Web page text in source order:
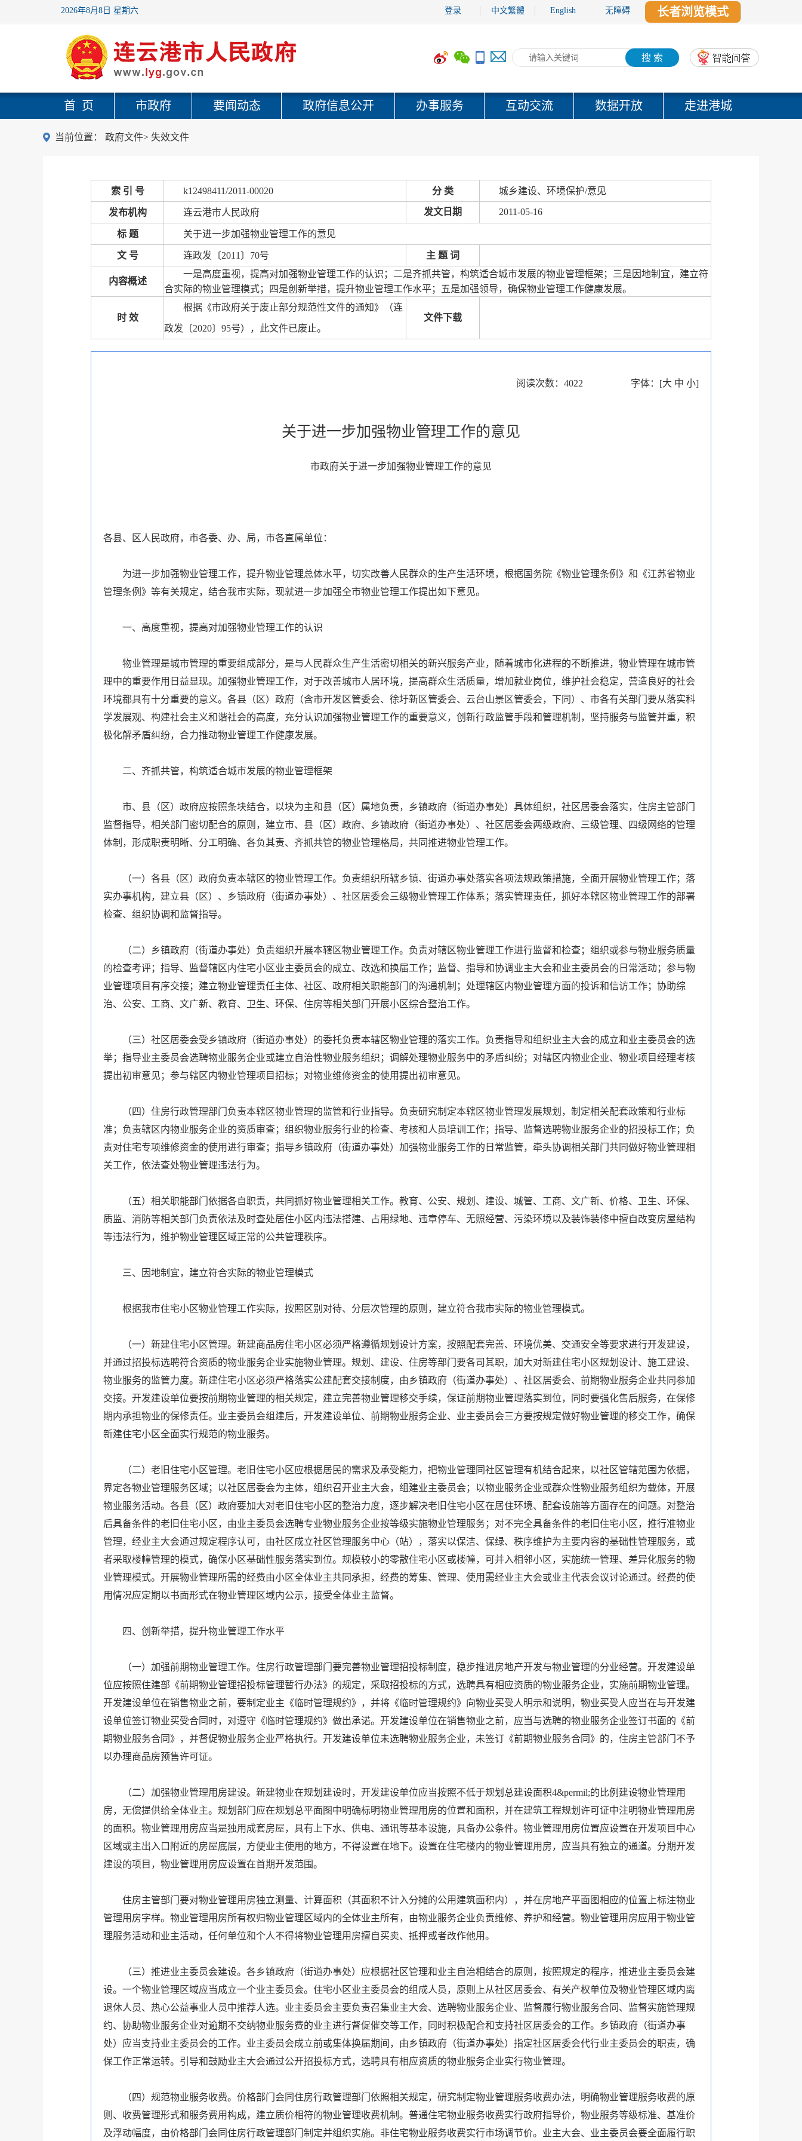
2026年8月8日 星期六 登录 中文繁體 English 无障碍 长者浏览模式
搜 索
首 页 市政府 要闻动态 政府信息公开 办事服务 互动交流 数据开放 走进港城
当前位置： 政府文件> 失效文件
索 引 号 k12498411/2011-00020 分 类 城乡建设、环境保护/意见
发布机构 连云港市人民政府 发文日期 2011-05-16
标 题 关于进一步加强物业管理工作的意见
文 号 连政发〔2011〕70号 主 题 词
内容概述
一是高度重视，提高对加强物业管理工作的认识；二是齐抓共管，构筑适合城市发展的物业管理框架；三是因地制宜，建立符
合实际的物业管理模式；四是创新举措，提升物业管理工作水平；五是加强领导，确保物业管理工作健康发展。
时 效
根据《市政府关于废止部分规范性文件的通知》（连
政发〔2020〕95号），此文件已废止。
文件下载
阅读次数： 4022 字体： [大 中 小]
关于进一步加强物业管理工作的意见
市政府关于进一步加强物业管理工作的意见
各县、区人民政府，市各委、办、局，市各直属单位：
为进一步加强物业管理工作，提升物业管理总体水平，切实改善人民群众的生产生活环境，根据国务院《物业管理条例》和《江苏省物业
管理条例》等有关规定，结合我市实际，现就进一步加强全市物业管理工作提出如下意见。
一、高度重视，提高对加强物业管理工作的认识
物业管理是城市管理的重要组成部分，是与人民群众生产生活密切相关的新兴服务产业，随着城市化进程的不断推进，物业管理在城市管
理中的重要作用日益显现。加强物业管理工作，对于改善城市人居环境，提高群众生活质量，增加就业岗位，维护社会稳定，营造良好的社会
环境都具有十分重要的意义。各县（区）政府（含市开发区管委会、徐圩新区管委会、云台山景区管委会，下同）、市各有关部门要从落实科
学发展观、构建社会主义和谐社会的高度，充分认识加强物业管理工作的重要意义，创新行政监管手段和管理机制，坚持服务与监管并重，积
极化解矛盾纠纷，合力推动物业管理工作健康发展。
二、齐抓共管，构筑适合城市发展的物业管理框架
市、县（区）政府应按照条块结合，以块为主和县（区）属地负责，乡镇政府（街道办事处）具体组织，社区居委会落实，住房主管部门
监督指导，相关部门密切配合的原则，建立市、县（区）政府、乡镇政府（街道办事处）、社区居委会两级政府、三级管理、四级网络的管理
体制，形成职责明晰、分工明确、各负其责、齐抓共管的物业管理格局，共同推进物业管理工作。
（一）各县（区）政府负责本辖区的物业管理工作。负责组织所辖乡镇、街道办事处落实各项法规政策措施，全面开展物业管理工作；落
实办事机构，建立县（区）、乡镇政府（街道办事处）、社区居委会三级物业管理工作体系；落实管理责任，抓好本辖区物业管理工作的部署
检查、组织协调和监督指导。
（二）乡镇政府（街道办事处）负责组织开展本辖区物业管理工作。负责对辖区物业管理工作进行监督和检查；组织或参与物业服务质量
的检查考评；指导、监督辖区内住宅小区业主委员会的成立、改选和换届工作；监督、指导和协调业主大会和业主委员会的日常活动；参与物
业管理项目有序交接；建立物业管理责任主体、社区、政府相关职能部门的沟通机制；处理辖区内物业管理方面的投诉和信访工作；协助综
治、公安、工商、文广新、教育、卫生、环保、住房等相关部门开展小区综合整治工作。
（三）社区居委会受乡镇政府（街道办事处）的委托负责本辖区物业管理的落实工作。负责指导和组织业主大会的成立和业主委员会的选
举；指导业主委员会选聘物业服务企业或建立自治性物业服务组织；调解处理物业服务中的矛盾纠纷；对辖区内物业企业、物业项目经理考核
提出初审意见；参与辖区内物业管理项目招标；对物业维修资金的使用提出初审意见。
（四）住房行政管理部门负责本辖区物业管理的监管和行业指导。负责研究制定本辖区物业管理发展规划，制定相关配套政策和行业标
准；负责辖区内物业服务企业的资质审查；组织物业服务行业的检查、考核和人员培训工作；指导、监督选聘物业服务企业的招投标工作；负
责对住宅专项维修资金的使用进行审查；指导乡镇政府（街道办事处）加强物业服务工作的日常监管，牵头协调相关部门共同做好物业管理相
关工作，依法查处物业管理违法行为。
（五）相关职能部门依据各自职责，共同抓好物业管理相关工作。教育、公安、规划、建设、城管、工商、文广新、价格、卫生、环保、
质监、消防等相关部门负责依法及时查处居住小区内违法搭建、占用绿地、违章停车、无照经营、污染环境以及装饰装修中擅自改变房屋结构
等违法行为，维护物业管理区域正常的公共管理秩序。
三、因地制宜，建立符合实际的物业管理模式
根据我市住宅小区物业管理工作实际，按照区别对待、分层次管理的原则，建立符合我市实际的物业管理模式。
（一）新建住宅小区管理。新建商品房住宅小区必须严格遵循规划设计方案，按照配套完善、环境优美、交通安全等要求进行开发建设，
并通过招投标选聘符合资质的物业服务企业实施物业管理。规划、建设、住房等部门要各司其职，加大对新建住宅小区规划设计、施工建设、
物业服务的监管力度。新建住宅小区必须严格落实公建配套交接制度，由乡镇政府（街道办事处）、社区居委会、前期物业服务企业共同参加
交接。开发建设单位要按前期物业管理的相关规定，建立完善物业管理移交手续，保证前期物业管理落实到位，同时要强化售后服务，在保修
期内承担物业的保修责任。业主委员会组建后，开发建设单位、前期物业服务企业、业主委员会三方要按规定做好物业管理的移交工作，确保
新建住宅小区全面实行规范的物业服务。
（二）老旧住宅小区管理。老旧住宅小区应根据居民的需求及承受能力，把物业管理同社区管理有机结合起来，以社区管辖范围为依据，
界定各物业管理服务区域；以社区居委会为主体，组织召开业主大会，组建业主委员会；以物业服务企业或群众性物业服务组织为载体，开展
物业服务活动。各县（区）政府要加大对老旧住宅小区的整治力度，逐步解决老旧住宅小区在居住环境、配套设施等方面存在的问题。对整治
后具备条件的老旧住宅小区，由业主委员会选聘专业物业服务企业按等级实施物业管理服务；对不完全具备条件的老旧住宅小区，推行准物业
管理，经业主大会通过规定程序认可，由社区成立社区管理服务中心（站），落实以保洁、保绿、秩序维护为主要内容的基础性管理服务，或
者采取楼幢管理的模式，确保小区基础性服务落实到位。规模较小的零散住宅小区或楼幢，可并入相邻小区，实施统一管理、差异化服务的物
业管理模式。开展物业管理所需的经费由小区全体业主共同承担，经费的筹集、管理、使用需经业主大会或业主代表会议讨论通过。经费的使
用情况应定期以书面形式在物业管理区域内公示，接受全体业主监督。
四、创新举措，提升物业管理工作水平
（一）加强前期物业管理工作。住房行政管理部门要完善物业管理招投标制度，稳步推进房地产开发与物业管理的分业经营。开发建设单
位应按照住建部《前期物业管理招投标管理暂行办法》的规定，采取招投标的方式，选聘具有相应资质的物业服务企业，实施前期物业管理。
开发建设单位在销售物业之前，要制定业主《临时管理规约》，并将《临时管理规约》向物业买受人明示和说明，物业买受人应当在与开发建
设单位签订物业买受合同时，对遵守《临时管理规约》做出承诺。开发建设单位在销售物业之前，应当与选聘的物业服务企业签订书面的《前
期物业服务合同》，并督促物业服务企业严格执行。开发建设单位未选聘物业服务企业，未签订《前期物业服务合同》的，住房主管部门不予
以办理商品房预售许可证。
（二）加强物业管理用房建设。新建物业在规划建设时，开发建设单位应当按照不低于规划总建设面积4&permil;的比例建设物业管理用
房，无偿提供给全体业主。规划部门应在规划总平面图中明确标明物业管理用房的位置和面积，并在建筑工程规划许可证中注明物业管理用房
的面积。物业管理用房应当是独用成套房屋，具有上下水、供电、通讯等基本设施，具备办公条件。物业管理用房位置应设置在开发项目中心
区域或主出入口附近的房屋底层，方便业主使用的地方，不得设置在地下。设置在住宅楼内的物业管理用房，应当具有独立的通道。分期开发
建设的项目，物业管理用房应设置在首期开发范围。
住房主管部门要对物业管理用房独立测量、计算面积（其面积不计入分摊的公用建筑面积内），并在房地产平面图相应的位置上标注物业
管理用房字样。物业管理用房所有权归物业管理区域内的全体业主所有，由物业服务企业负责维修、养护和经营。物业管理用房应用于物业管
理服务活动和业主活动，任何单位和个人不得将物业管理用房擅自买卖、抵押或者改作他用。
（三）推进业主委员会建设。各乡镇政府（街道办事处）应根据社区管理和业主自治相结合的原则，按照规定的程序，推进业主委员会建
设。一个物业管理区域应当成立一个业主委员会。住宅小区业主委员会的组成人员，原则上从社区居委会、有关产权单位及物业管理区域内离
退休人员、热心公益事业人员中推荐人选。业主委员会主要负责召集业主大会、选聘物业服务企业、监督履行物业服务合同、监督实施管理规
约、协助物业服务企业对逾期不交纳物业服务费的业主进行督促催交等工作，同时积极配合和支持社区居委会的工作。乡镇政府（街道办事
处）应当支持业主委员会的工作。业主委员会成立前或集体换届期间，由乡镇政府（街道办事处）指定社区居委会代行业主委员会的职责，确
保工作正常运转。引导和鼓励业主大会通过公开招投标方式，选聘具有相应资质的物业服务企业实行物业管理。
（四）规范物业服务收费。价格部门会同住房行政管理部门依照相关规定，研究制定物业管理服务收费办法，明确物业管理服务收费的原
则、收费管理形式和服务费用构成，建立质价相符的物业管理收费机制。普通住宅物业服务收费实行政府指导价，物业服务等级标准、基准价
及浮动幅度，由价格部门会同住房行政管理部门制定并组织实施。非住宅物业服务收费实行市场调节价。业主大会、业主委员会要全面履行职